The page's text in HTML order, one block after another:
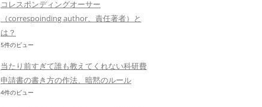
コレスポンディングオーサー
（correspoinding author、責任著者）と
は？
5件のビュー
当たり前すぎて誰も教えてくれない科研費
申請書の書き方の作法、暗黙のルール
4件のビュー